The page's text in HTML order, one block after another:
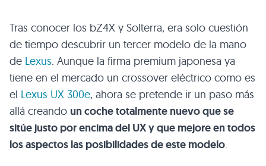
Tras conocer los bZ4X y Solterra, era solo cuestión
de tiempo descubrir un tercer modelo de la mano
de Lexus. Aunque la firma premium japonesa ya
tiene en el mercado un crossover eléctrico como es
el Lexus UX 300e, ahora se pretende ir un paso más
allá creando un coche totalmente nuevo que se
sitúe justo por encima del UX y que mejore en todos
los aspectos las posibilidades de este modelo.